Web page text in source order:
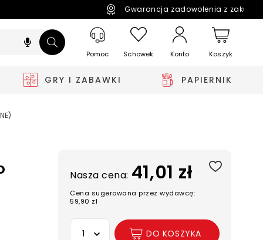
Gwarancja zadowolenia z
Pomoc Schowek Konto Koszyk
GRY I ZABAWKI PAPIERNIK
Nasza cena: 41,01 zł
Cena sugerowana przez wydawcę:
59,90 zł
Wybierz opcję
DO KOSZYKA